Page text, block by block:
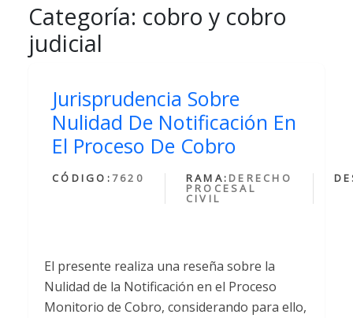
Categoría: cobro y cobro
judicial
Jurisprudencia Sobre
Nulidad De Notificación En
El Proceso De Cobro
CÓDIGO: 7620 RAMA: DERECHO
PROCESAL
CIVIL
El presente realiza una reseña sobre la
Nulidad de la Notificación en el Proceso
Monitorio de Cobro, considerando para ello,